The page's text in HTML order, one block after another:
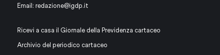
Email: redazione@igdp.it
Ricevi a casa il Giornale della Previdenza cartaceo
Archivio del periodico cartaceo